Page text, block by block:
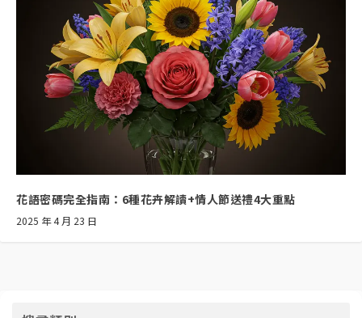
花語密碼完全指南：6種花卉解讀+情人節送禮4大重點
2025 年 4 月 23 日